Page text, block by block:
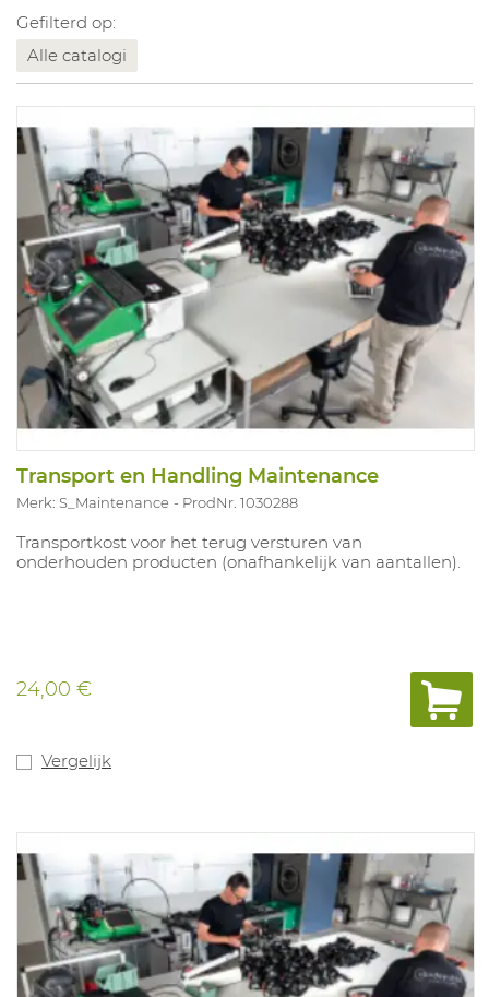
Gefilterd op:
Alle catalogi
Transport en Handling Maintenance
Merk: S_Maintenance ProdNr. 1030288
Transportkost voor het terug versturen van
onderhouden producten (onafhankelijk van aantallen).
24,00 €
Vergelijk